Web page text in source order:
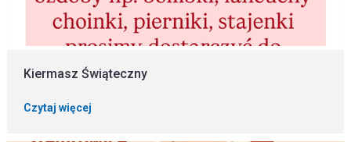
Kiermasz Świąteczny
Czytaj więcej